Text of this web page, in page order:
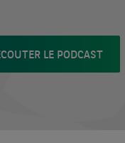
LE PODCAST